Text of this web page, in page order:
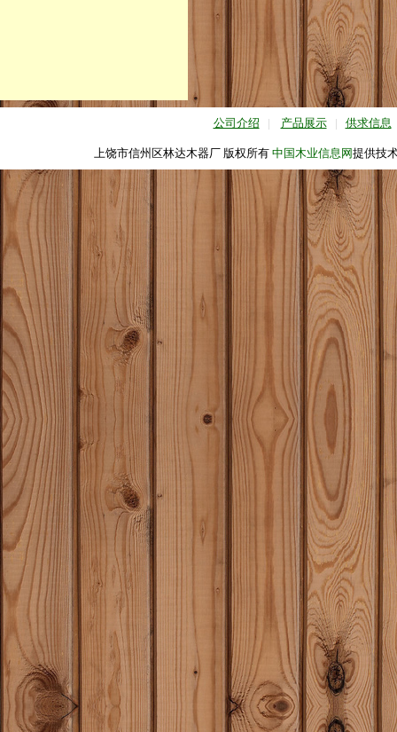
公司介绍 | 产品展示 | 供求信息
上饶市信州区林达木器厂 版权所有 中国木业信息网提供技